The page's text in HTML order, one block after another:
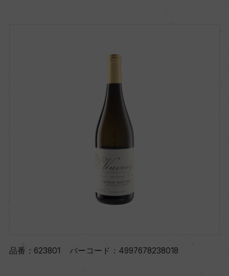
品番： 623801 バーコード： 4997678238018